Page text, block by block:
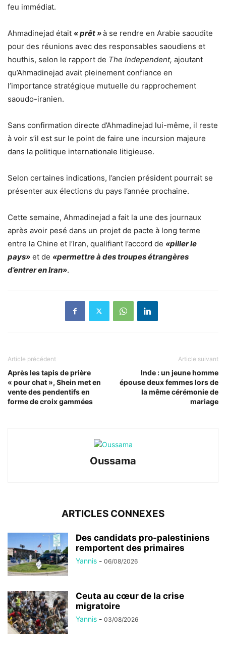
feu immédiat.
Ahmadinejad était « prêt »à se rendre en Arabie saoudite
pour des réunions avec des responsables saoudiens et
houthis, selon le rapport de The Independent, ajoutant
qu’Ahmadinejad avait pleinement confiance en
l’importance stratégique mutuelle du rapprochement
saoudo-iranien.
Sans confirmation directe d’Ahmadinejad lui-même, il reste
à voir s’il est sur le point de faire une incursion majeure
dans la politique internationale litigieuse.
Selon certaines indications, l’ancien président pourrait se
présenter aux élections du pays l’année prochaine.
Cette semaine, Ahmadinejad a fait la une des journaux
après avoir pesé dans un projet de pacte à long terme
entre la Chine et l’Iran, qualifiant l’accord de «piller le
pays» et de «permettre à des troupes étrangères
d’entrer en Iran».
Article précédent
Après les tapis de prière
« pour chat », Shein met en
vente des pendentifs en
forme de croix gammées
Article suivant
Inde : un jeune homme
épouse deux femmes lors de
la même cérémonie de
mariage
Oussama
ARTICLES CONNEXES
Des candidats pro-palestiniens
remportent des primaires
Yannis - 06/08/2026
Ceuta au cœur de la crise
migratoire
Yannis - 03/08/2026